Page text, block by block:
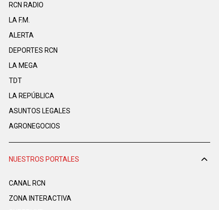
RCN RADIO
LA F.M.
ALERTA
DEPORTES RCN
LA MEGA
TDT
LA REPÚBLICA
ASUNTOS LEGALES
AGRONEGOCIOS
NUESTROS PORTALES
CANAL RCN
ZONA INTERACTIVA